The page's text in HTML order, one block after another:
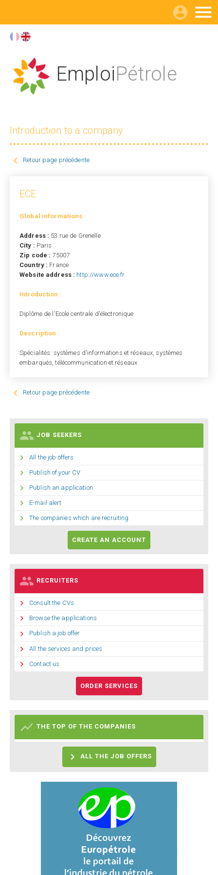

EmploiPétrole
Introduction to a company
 Retour page précédente
ECE
Global informations
Address : 53 rue de Grenelle
City : Paris
Zip code : 75007
Country : France
Website address : http://www.ece.fr
Introduction :
Diplôme de l'Ecole centrale d'électronique
Description :
Spécialités: systèmes d'informations et réseaux, systèmes
embarqués, télécommunication et réseaux
 Retour page précédente
 JOB SEEKERS
 All the job offers
 Publish of your CV
 Publish an application
 E-mail alert
 The companies which are recruiting
CREATE AN ACCOUNT
 RECRUITERS
 Consult the CVs
 Browse the applications
 Publish a job offer
 All the services and prices
 Contact us
ORDER SERVICES
 THE TOP OF THE COMPANIES
 ALL THE JOB OFFERS